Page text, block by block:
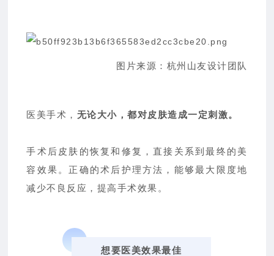
图片来源：杭州山友设计团队
医美手术， 无论大小，都对皮肤造成一定刺激。
手术后皮肤的恢复和修复，直接关系到最终的美
容效果。正确的术后护理方法，能够最大限度地
减少不良反应，提高手术效果。
想要医美效果最佳